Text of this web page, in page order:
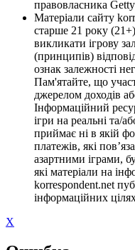
правовласника
Матеріали сайту
старше 21 року
викликати ігрову
(принципів)
ознак залежності
Пам'ятайте, що
джерелом доходів
Інформаційний
ігри на реальні та/
приймає ні в якій
платежів, які
азартними іграми,
які матеріали на
korrespondent.net
інформаційних
X